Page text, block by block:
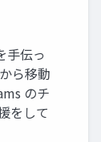
手伝っ
ら移動
のチ
をして